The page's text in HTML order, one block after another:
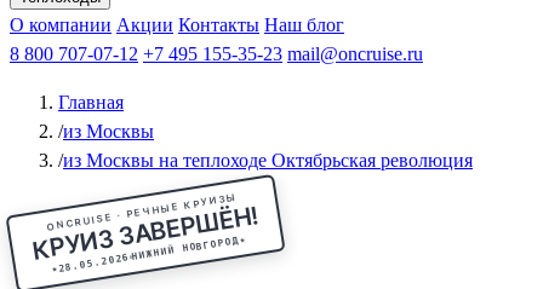
Чебоксарыиз Волгоградаиз Саратова Все города
КазаньВ Нижний НовгородВ ПермьВ Ростов-на-Дону
РыбинскНа СоловкиНа ВалаамПо ОкеПо Енисею
Афанасий Никитин Октябрьская революция
ФединАлександр СвешниковИван
МироновА.С.Попов
О компании Акции Контакты Наш блог
8 800 707-07-12 +7 495 155-35-23 mail@oncruise.ru
Главная
/из Москвы
/из Москвы на теплоходе Октябрьская революция
ONCRUISE · РЕЧНЫЕ КРУИЗЫ
КРУИЗ ЗАВЕРШЁН!
★28.05.2026
НИЖНИЙ НОВГОРОД★